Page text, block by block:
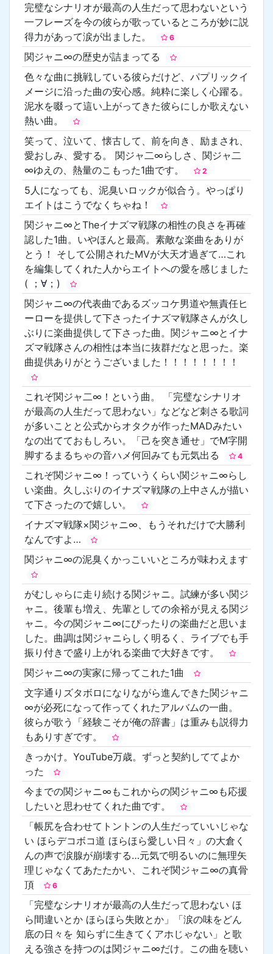
完璧なシナリオが最高の人生だって思わないという
一フレーズを今の彼らが歌っているところが妙に説
得力があって涙が出ました。
6
関ジャニ∞の歴史が詰まってる
色々な曲に挑戦している彼らだけど、パプリックイ
メージに沿った曲の安心感。純粋に楽しく心躍る。
泥水を啜って這い上がってきた彼らにしか歌えない
熱い曲。
笑って、泣いて、懐古して、前を向き、励まされ、
愛おしみ、愛する。 関ジャ二∞らしさ、関ジャ二
∞ゆえの、熱量のこもった1曲です。
2
5人になっても、泥臭いロックが似合う。やっぱり
エイトはこうでなくちゃね！
関ジャニ∞とTheイナズマ戦隊の相性の良さを再確
認した1曲。いやほんと最高。素敵な楽曲をありが
とう！ そして公開されたMVが大天才過ぎて…これ
を編集してくれた人からエイトへの愛を感じました
( ；∀；)
関ジャニ∞の代表曲であるズッコケ男道や無責任ヒ
ーローを提供して下さったイナズマ戦隊さんが久し
ぶりに楽曲提供して下さった曲。関ジャニ∞とイナ
ズマ戦隊さんの相性は本当に抜群だなと思った。楽
曲提供ありがとうございました！！！！！！！！
これぞ関ジャ二∞！という曲。 「完璧なシナリオ
が最高の人生だって思わない」などなど刺さる歌詞
が多いことと公式からオタクが作ったMADみたい
なの出てておもしろい。「己を突き通せ」でM字開
脚するまるちゃの音ハメ何回みても元気出る
4
これぞ関ジャニ∞！っていうくらい関ジャニ∞らし
い楽曲。久しぶりのイナズマ戦隊の上中さんが描い
て下さったので嬉しい。
イナズマ戦隊×関ジャニ∞、もうそれだけで大勝利
なんですよ…
関ジャニ∞の泥臭くかっこいいところが味わえます
がむしゃらに走り続ける関ジャニ。試練が多い関ジ
ャニ。後輩も増え、先輩としての余裕が見える関ジ
ャニ。今の関ジャニ∞にぴったりの楽曲だと思いま
した。曲調は関ジャニらしく明るく、ライブでも手
振り付きで盛り上がれる楽曲で大好きです。
関ジャニ∞の実家に帰ってこれた1曲
文字通りズタボロになりながら進んできた関ジャニ
∞が必死になって作ってくれたアルバムの一曲。
彼らが歌う「経験こそが俺の辞書」は重みも説得力
もありすぎです。
きっかけ。YouTube万歳。ずっと契約しててよか
った
今までの関ジャニ∞もこれからの関ジャニ∞も応援
したいと思わせてくれた曲です。
「帳尻を合わせてトントンの人生だっていいじゃな
い ほらデコボコ道 ほらほら愛しい日々」の大倉く
んの声で涙腺が崩壊する…元気で明るいのに無理矢
理じゃなくてあたたかい、これぞ関ジャニ∞の真骨
頂
6
「完璧なシナリオが最高の人生だって思わない ほ
ら間違いとか ほらほら失敗とか」「涙の味をどん
底の日々を 知らずに生きてくアホじゃない」と歌
える強さを持つのは関ジャニ∞だけ。この曲を聴い